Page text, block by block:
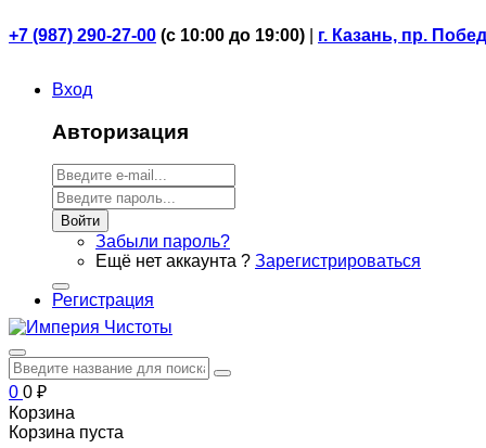
+7 (987) 290-27-00 (с 10:00 до 19:00) г. Казань, пр.
Вход
Авторизация
Войти
Забыли пароль?
Ещё нет аккаунта ? Зарегистрироваться
Регистрация
0 0 ₽
Корзина
Корзина пуста